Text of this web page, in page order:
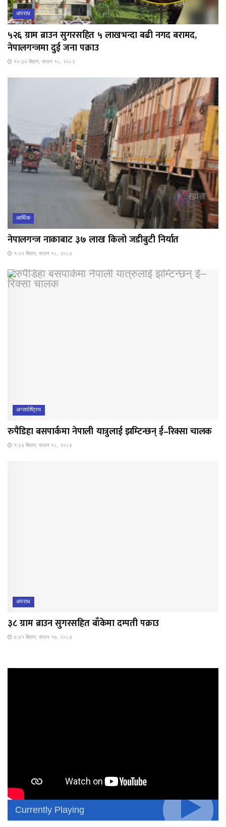
अपराध
५२६ ग्राम ब्राउन सुगरसहित ५ लाखभन्दा बढी नगद बरामद,
नेपालगन्जमा दुई जना पक्राउ
१०:३० बिहान, साउन १८, २०८३
आर्थिक
नेपालगन्ज नाकाबाट ३७ लाख किलो जडीबुटी निर्यात
१:५२ बिहान, साउन १८, २०८३
अन्तर्राष्ट्रिय
रुपैडिहा बसपार्कमा नेपाली यात्रुलाई झम्टिन्छन् ई–रिक्सा चालक
१:३३ बिहान, साउन १८, २०८३
अपराध
३८ ग्राम ब्राउन सुगरसहित बाँकेमा दम्पती पक्राउ
७:४१ बिहान, साउन १७, २०८३
Currently Playing